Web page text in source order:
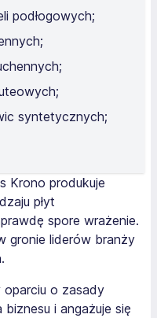
podłogowych;
syntetycznych;
Krono produkuje
płyt
spore wrażenie.
gronie liderów branży
oparciu o zasady
i angażuje się